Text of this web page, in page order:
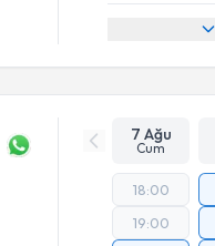
7 Ağu
Cum
18:00
19:00